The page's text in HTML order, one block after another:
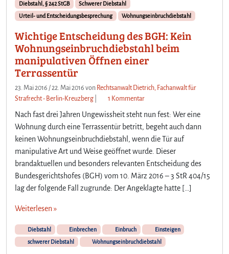
Diebstahl, § 242 StGB
Schwerer Diebstahl
Urteil- und Entscheidungsbesprechung
Wohnungseinbruchdiebstahl
Wichtige Entscheidung des BGH: Kein
Wohnungseinbruchdiebstahl beim
manipulativen Öffnen einer
Terrassentür
23. Mai 2016 /22. Mai 2016 von Rechtsanwalt Dietrich, Fachanwalt für
Strafrecht - Berlin-Kreuzberg
1 Kommentarz
c
h
t
i
g
t
s
c
Nach fast drei Jahren Ungewissheit steht nun fest: Wer eine
Wohnung durch eine Terrassentür betritt, begeht auch dann
keinen Wohnungseinbruchdiebstahl, wenn die Tür auf
manipulative Art und Weise geöffnet wurde. Dieser
brandaktuellen und besonders relevanten Entscheidung des
Bundesgerichtshofes (BGH) vom 10. März 2016 – 3 StR 404/15
lag der folgende Fall zugrunde: Der Angeklagte hatte […]
Weiterlesen »
Diebstahl Einbrechen Einbruch
Einsteigen
schwerer Diebstahl
Wohnungseinbruchdiebstahl